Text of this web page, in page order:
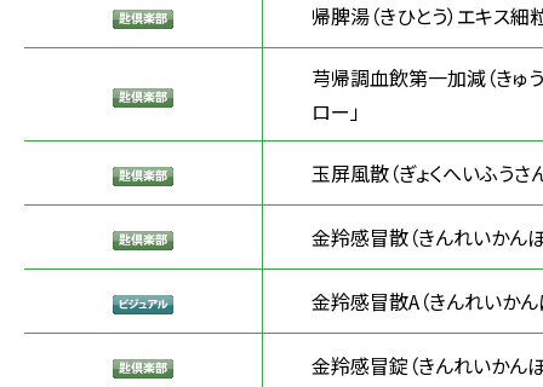
帰脾湯（きひとう）エキス細
芎帰調血飲第一加減（きゅ
ロー」
玉屏風散（ぎょくへいふうさ
金羚感冒散（きんれいかん
金羚感冒散A（きんれいかん
金羚感冒錠（きんれいかんぼ